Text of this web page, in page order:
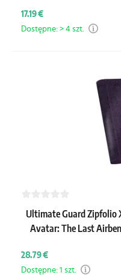
17.19 €
Dostępne: > 4 szt.
Ultimate Guard Zipfolio
Avatar: The Last
28.79 €
Dostępne: 1 szt.